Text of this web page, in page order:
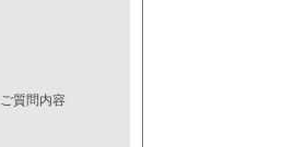
ご質問内容